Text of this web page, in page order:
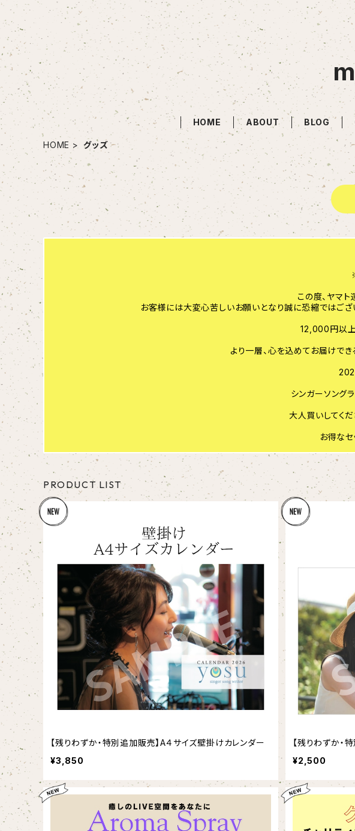
HOME ABOUT BLOG
HOME グッズ
この度、ヤマ
お客様には大変心苦しいお願いとなり誠に恐縮ではござ
12,000円以上
より一層、心を込めてお届けでき
シンガーソング
大人買いしてく
お得なセ
PRODUCT LIST
【残りわずか・特別追加販売】A４サイズ壁掛けカレンダー
¥3,850
【残りわずか・
¥2,500